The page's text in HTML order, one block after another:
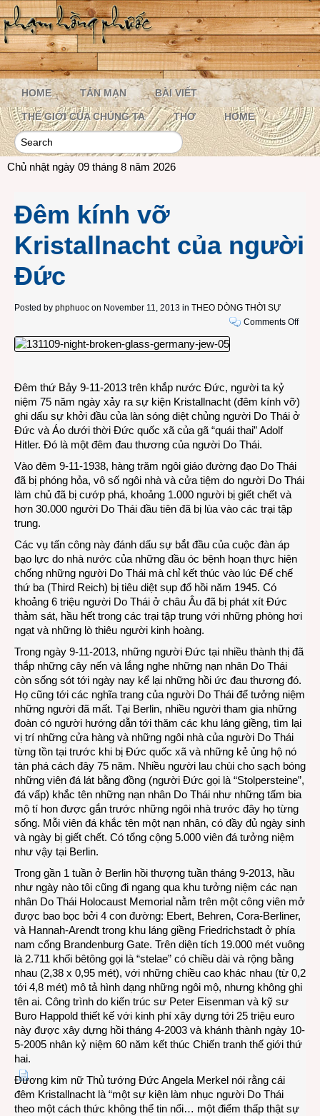
HOME TẢN MẠN BÀI VIẾT
THẾ GIỚI CỦA CHÚNG TA THƠ HOME
Chủ nhật ngày 09 tháng 8 năm 2026
Đêm kính vỡ
Kristallnacht của người
Đức
Posted by phphuoc on November 11, 2013 in THEO DÒNG THỜI SỰ
Comments Offon
Đức
Đêm thứ Bảy 9-11-2013 trên khắp nước Đức, người ta kỷ
niệm 75 năm ngày xảy ra sự kiện Kristallnacht (đêm kính vỡ)
ghi dấu sự khởi đầu của làn sóng diệt chủng người Do Thái ở
Đức và Áo dưới thời Đức quốc xã của gã “quái thai” Adolf
Hitler. Đó là một đêm đau thương của người Do Thái.
Vào đêm 9-11-1938, hàng trăm ngôi giáo đường đạo Do Thái
đã bị phóng hỏa, vô số ngôi nhà và cửa tiệm do người Do Thái
làm chủ đã bị cướp phá, khoảng 1.000 người bị giết chết và
hơn 30.000 người Do Thái đầu tiên đã bị lùa vào các trại tập
trung.
Các vụ tấn công này đánh dấu sự bắt đầu của cuộc đàn áp
bạo lực do nhà nước của những đầu óc bệnh hoạn thực hiện
chống những người Do Thái mà chỉ kết thúc vào lúc Đế chế
thứ ba (Third Reich) bị tiêu diệt sụp đổ hồi năm 1945. Có
khoảng 6 triệu người Do Thái ở châu Âu đã bị phát xít Đức
thảm sát, hầu hết trong các trại tập trung với những phòng hơi
ngạt và những lò thiêu người kinh hoàng.
Trong ngày 9-11-2013, những người Đức tại nhiều thành thị đã
thắp những cây nến và lắng nghe những nạn nhân Do Thái
còn sống sót tới ngày nay kể lại những hồi ức đau thương đó.
Họ cũng tới các nghĩa trang của người Do Thái để tưởng niệm
những người đã mất. Tại Berlin, nhiều người tham gia những
đoàn có người hướng dẫn tới thăm các khu láng giềng, tìm lại
vị trí những cửa hàng và những ngôi nhà của người Do Thái
từng tồn tại trước khi bị Đức quốc xã và những kẻ ủng hộ nó
tàn phá cách đây 75 năm. Nhiều người lau chùi cho sạch bóng
những viên đá lát bằng đồng (người Đức gọi là “Stolpersteine”,
đá vấp) khắc tên những nạn nhân Do Thái như những tấm bia
mộ tí hon được gắn trước những ngôi nhà trước đây họ từng
sống. Mỗi viên đá khắc tên một nạn nhân, có đầy đủ ngày sinh
và ngày bị giết chết. Có tổng cộng 5.000 viên đá tưởng niệm
như vậy tại Berlin.
Trong gần 1 tuần ở Berlin hồi thượng tuần tháng 9-2013, hầu
như ngày nào tôi cũng đi ngang qua khu tưởng niệm các nạn
nhân Do Thái Holocaust Memorial nằm trên một công viên mở
được bao bọc bởi 4 con đường: Ebert, Behren, Cora-Berliner,
và Hannah-Arendt trong khu láng giềng Friedrichstadt ở phía
nam cổng Brandenburg Gate. Trên diện tích 19.000 mét vuông
là 2.711 khối bêtông gọi là “stelae” có chiều dài và rộng bằng
nhau (2,38 x 0,95 mét), với những chiều cao khác nhau (từ 0,2
tới 4,8 mét) mô tả hình dạng những ngôi mộ, nhưng không ghi
tên ai. Công trình do kiến trúc sư Peter Eisenman và kỹ sư
Buro Happold thiết kế với kinh phí xây dựng tới 25 triệu euro
này được xây dựng hồi tháng 4-2003 và khánh thành ngày 10-
5-2005 nhân kỷ niệm 60 năm kết thúc Chiến tranh thế giới thứ
hai.
Đương kim nữ Thủ tướng Đức Angela Merkel nói rằng cái
đêm Kristallnacht là “một sự kiện làm nhục người Do Thái
theo một cách thức không thể tin nổi… một điểm thấp thật sự